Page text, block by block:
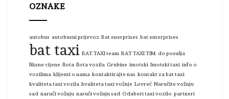
OZNAKE
autobus autobusni prijevoz Bat enerprises bat enterprises
bat taxi BAT TAXI team BAT TAXI TIM do posušja
fiksne cijene flota flota vozila Grubine imotski Imotski taxi info o
vozilima klijenti o nama kontaktirajte nas kontakt za bat taxi
kvaliteta taxi vozila kvaliteta taxi vožnje Lovreć Naručite vožnju
sad naruči vožnju naruči vožnju sad Odaberi taxi vozilo partneri